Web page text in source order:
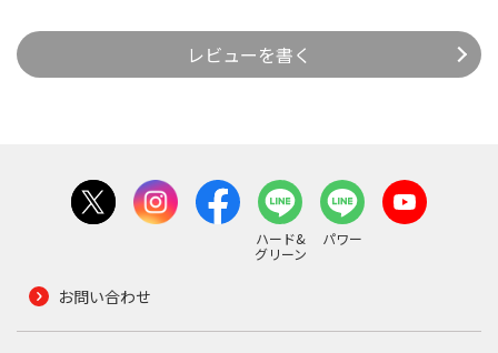
レビューを書く
ハード&
グリーン
パワー
お問い合わせ